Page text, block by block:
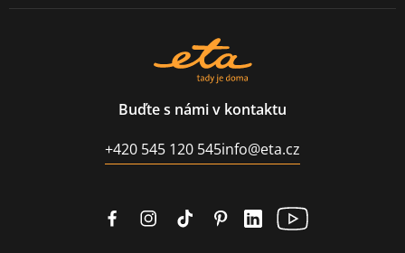
Buďte s námi v kontaktu
+420 545 120 545info@eta.cz